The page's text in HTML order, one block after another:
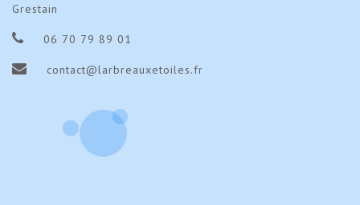
Grestain
06 70 79 89 01
contact@larbreauxetoiles.fr